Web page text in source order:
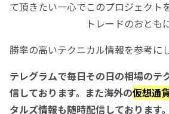
て頂きたい一心でこのプロジェクト
トレードのおとも
勝率の高いテクニカル情報を参考に
テレグラムで毎日その日の相場のテ
信しております。また海外の仮想通
タルズ情報も随時配信しております